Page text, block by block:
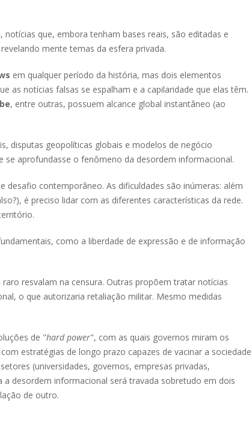
que, embora tenham bases reais, são editadas e
mente temas da esfera privada.
em qualquer período da história, mas dois elementos
as notícias falsas se espalham e a capilaridade que elas têm.
, entre outras, possuem alcance global instantâneo (ao
disputas geopolíticas globais e modelos de negócio
aprofundasse o fenômeno da desordem informacional.
desafio contemporâneo. As dificuldades são inúmeras: além
é preciso lidar com as diferentes características da rede.
como a liberdade de expressão e de informação
resvalam na censura. Outras propõem tratar notícias
o que autorizaria retaliação militar. Mesmo medidas
de "hard power", com as quais governos miram os
estratégias de longo prazo capazes de vacinar a sociedade
(universidades, governos, empresas privadas,
a desordem informacional será travada sobretudo em dois
de outro.